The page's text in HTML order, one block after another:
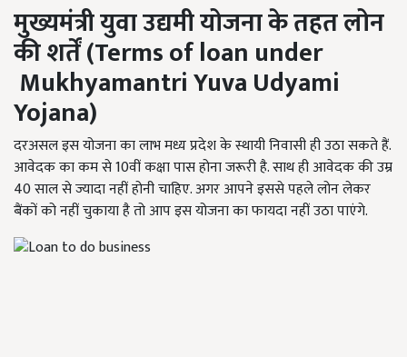
मुख्यमंत्री युवा उद्यमी योजना के तहत लोन
की शर्तें(Terms of loan under
MukhyamantriYuva Udyami
Yojana)
दरअसल इस योजना का लाभ मध्य प्रदेश के स्थायी निवासी ही उठा सकते हैं.
आवेदक का कम से 10वीं कक्षा पास होना जरूरी है. साथ ही आवेदक की उम्र
40 साल से ज्यादा नहीं होनी चाहिए. अगर आपने इससे पहले लोन लेकर
बैंकों को नहीं चुकाया है तो आप इस योजना का फायदा नहीं उठा पाएंगे.